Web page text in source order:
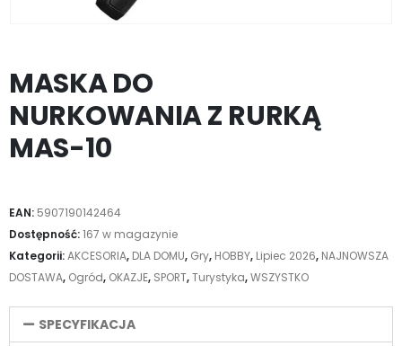
MASKA DO
NURKOWANIA Z RURKĄ
MAS-10
EAN: 5907190142464
Dostępność:167 w magazynie
Kategorii:AKCESORIA, DLA DOMU, Gry, HOBBY, Lipiec 2026, NAJNOWSZA
DOSTAWA, Ogród, OKAZJE, SPORT,Turystyka,WSZYSTKO
SPECYFIKACJA